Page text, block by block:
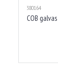
380164
COB